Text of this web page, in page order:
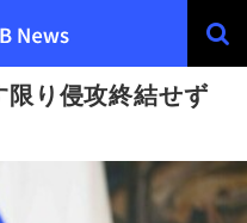
り侵攻終結せず